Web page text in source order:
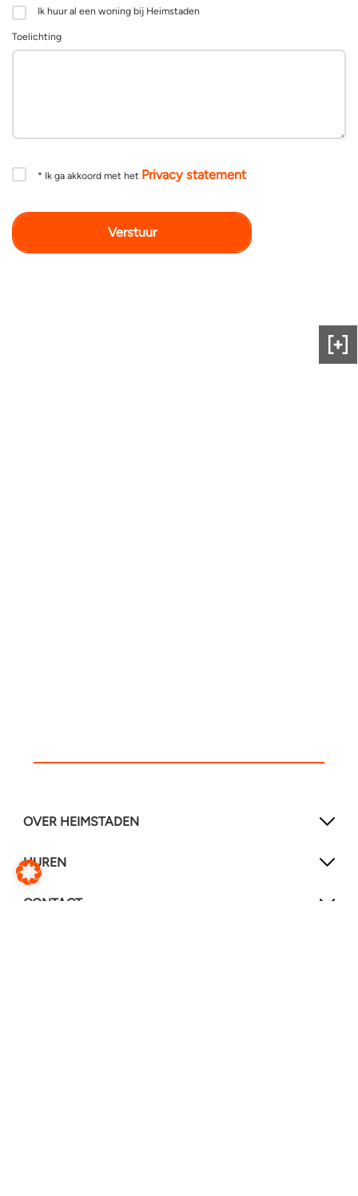
Ik huur al een woning bij Heimstaden
Toelichting
* Ik ga akkoord met het Privacy statement
OVER HEIMSTADEN
HUREN
CONTACT